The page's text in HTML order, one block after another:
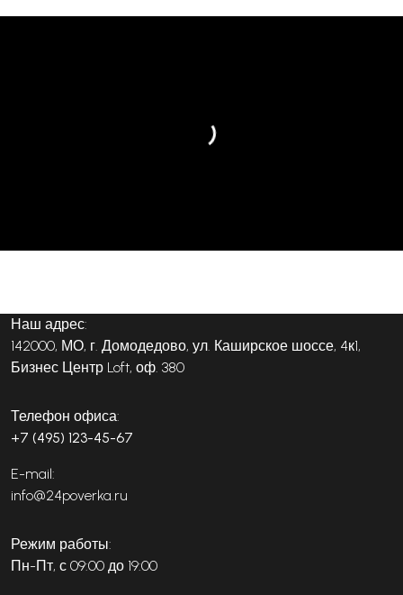
Наш адрес:
142000, МО, г. Домодедово, ул. Каширское шоссе, 4к1,
Бизнес Центр Loft, оф. 380
Телефон офиса:
+7 (495) 123-45-67
E-mail:
info@24poverka.ru
Режим работы:
Пн-Пт, с 09:00 до 19:00